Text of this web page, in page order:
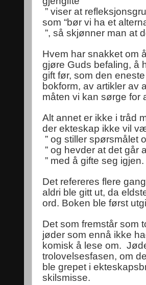
” viser at
som “​bør vi ha et
”, så skjønner man at
Hvem har snakket om
gjøre Guds befaling, å
gift før, som den
bokform, av artikler av
måten vi kan sørge for
Alt annet er ikke i tråd
der ekteskap ikke vil
” og stiller spørsmålet
” og hevder at det går
​ ” med å gifte seg igjen.
Det refereres flere
aldri ble gitt ut, da
ord. Boken ble først
Det som fremstår som
jøder som ennå ikke
komisk å lese om.
trolovelsesfasen, om
ble grepet i
skilsmisse.